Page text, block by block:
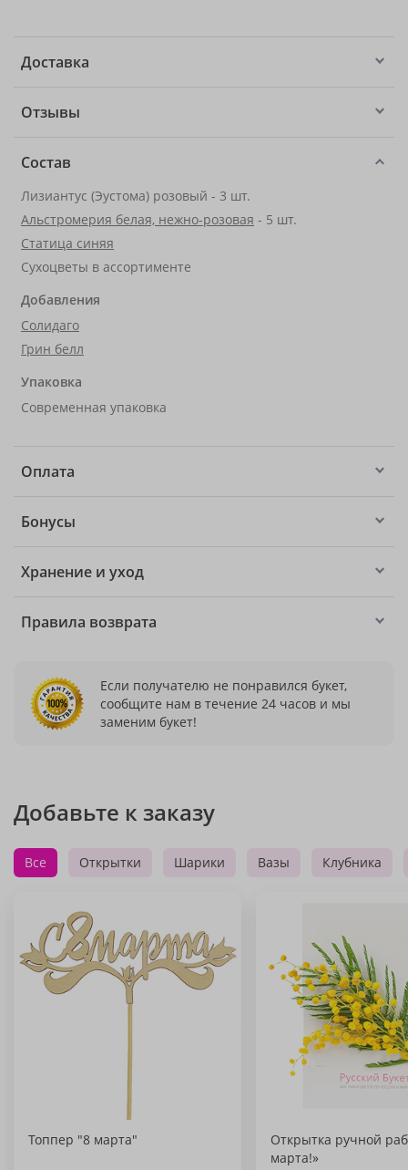
Доставка
Отзывы
Состав
Лизиантус (Эустома) розовый - 3 шт.
Альстромерия белая, нежно-розовая - 5 шт.
Статица синяя
Сухоцветы в ассортименте
Добавления
Солидаго
Грин белл
Упаковка
Современная упаковка
Оплата
Бонусы
Хранение и уход
Правила возврата
Если получателю не понравился букет,
сообщите нам в течение 24 часов и мы
заменим букет!
Добавьте к заказу
Все Открытки Шарики Вазы Клубника
Топпер "8 марта"
Открытка ручной
марта!»